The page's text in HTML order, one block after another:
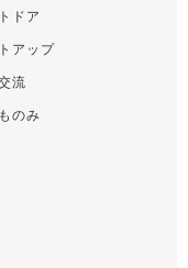
ドア
アップ
流
のみ